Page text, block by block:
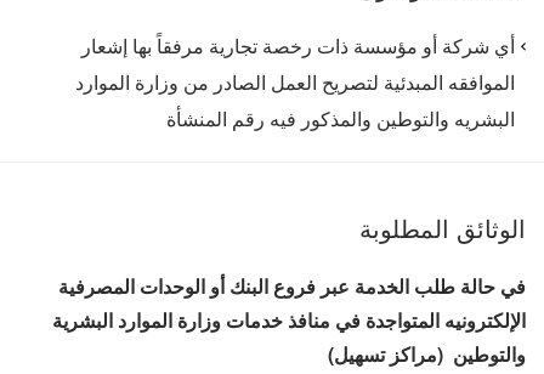
أي شركة أو مؤسسة ذات رخصة تجارية مرفقاً بها إشعار
الموافقه المبدئية لتصريح العمل الصادر من وزارة الموارد
البشريه والتوطين والمذكور فيه رقم المنشأة
الوثائق المطلوبة
في حالة طلب الخدمة عبر فروع البنكأو الوحدات المصرفية
الإلكترونيه المتواجدة في منافذ خدمات وزارة الموارد البشرية
والتوطين (مراكز تسهيل)